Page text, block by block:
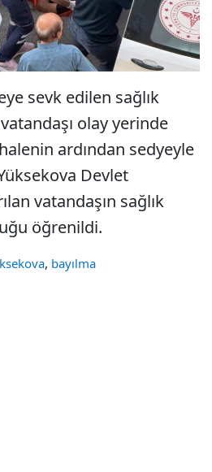
sevk edilen sağlık
olay yerinde
ardından sedyeyle
Devlet
vatandaşın sağlık
öğrenildi.
, bayılma